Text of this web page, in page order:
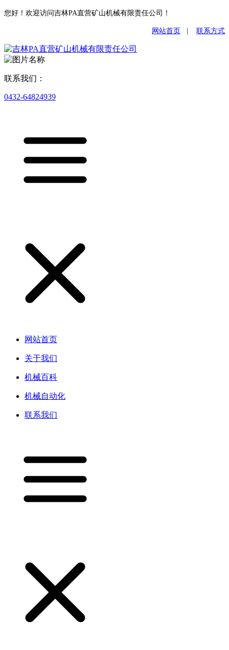
您好！欢迎访问吉林PA直营矿山机械有限责任公司！
网站首页 联系方式
联系我们：
0432-64824939
网站首页
关于我们
机械百科
机械自动化
联系我们